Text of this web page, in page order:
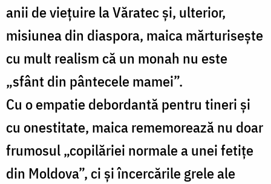
anii de viețuire la Văratec și, ulterior,
misiunea din diaspora, maica mărturisește
cu mult realism că un monah nu este
„sfânt din pântecele mamei”.
Cu o empatie debordantă pentru tineri și
cu onestitate, maica rememorează nu doar
frumosul „copilăriei normale a unei fetițe
din Moldova”, ci și încercările grele ale